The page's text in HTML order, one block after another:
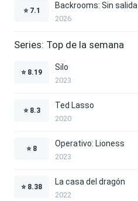
⭐ 7.1
Backrooms: Sin salida
2026
Series: Top de la semana
⭐ 8.19
Silo
2023
⭐ 8.3
Ted Lasso
2020
⭐ 8
Operativo: Lioness
2023
⭐ 8.38
La casa del dragón
2022